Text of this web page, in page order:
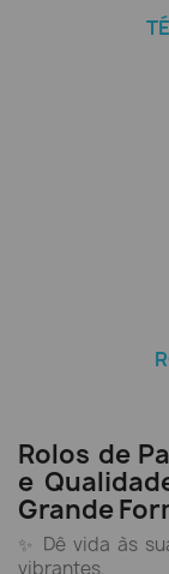
Rolos de
e
Grande
✨ Dê vida às
vibrantes.